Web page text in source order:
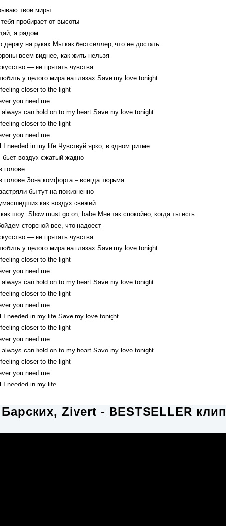
твои миры
тебя пробирает от высоты
я рядом
держу на руках Мы как бестселлер, что не достать
всем виднее, как жить нельзя
— не прятать чувства
у целого мира на глазах Save my love tonight
feeling closer to the light
you need me
always can hold on to my heart Save my love tonight
feeling closer to the light
уou need me
I needed in my life Чувствуй ярко, в одном ритме
бьет воздух сжатый жадно
голове
голове Зона комфорта – всегда тюрьма
бы тут на пожизненно
как воздух свежий
шоу: Show must go on, babe Мне так спокойно, когда ты есть
стороной все, что надоест
— не прятать чувства
у целого мира на глазах Save my love tonight
feeling closer to the light
you need me
always can hold on to my heart Save my love tonight
feeling closer to the light
уou need me
I needed in my life Save my love tonight
feeling closer to the light
you need me
always can hold on to my heart Save my love tonight
feeling closer to the light
уou need me
I needed in my life
Zivert - BESTSELLER клип